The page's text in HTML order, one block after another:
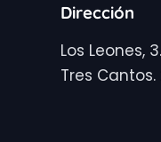
Dirección
Los Leones,
Tres